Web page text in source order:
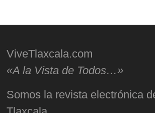
ViveTlaxcala.com
«A la Vista de Todos…»
Somos la revista electrónica